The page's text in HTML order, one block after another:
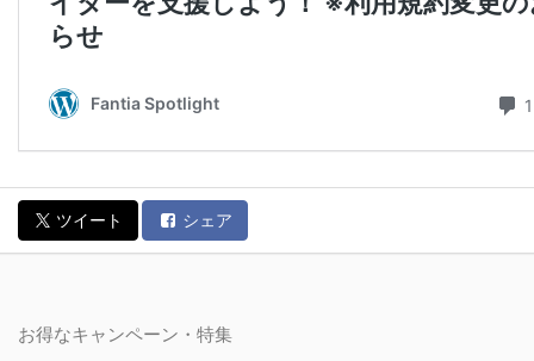
ツイート シェア
お得なキャンペーン・特集